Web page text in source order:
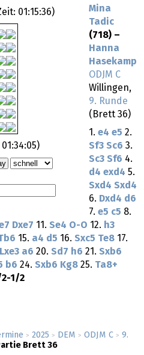
> 2025 > DEM > ODJM C > 9.
Brett 36
01:15:36)
01:34:05)
Mina
Tadic
(718) –
Hanna
Hasekamp
ODJM C
Willingen,
9. Runde
(Brett 36)
1. e4 e5 2.
Sf3 Sc6 3.
Sc3 Sf6 4.
d4 exd4 5.
Sxd4 Sxd4
6. Dxd4 d6
7. e5 c5 8.
Dxe7 11. Se4 O-O 12. h3
15. a4 d5 16. Sxc5 Te8 17.
Lxe3 a6 20. Sd7 h6 21. Sxb6
b6 24. Sxb6 Kg8 25. Ta8+
1/2